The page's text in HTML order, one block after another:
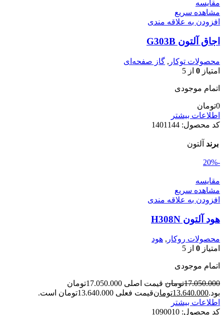
مقایسه
مشاهده سریع
افزودن به علاقه مندی
اجاق آلتون G303B
محصولات توکار , گاز صفحه‌ای
امتیاز 0 از 5
اتمام موجودی
0تومان
اطلاعات بیشتر
کد محصول: 1401144
برند آلتون
-20%
مقایسه
مشاهده سریع
افزودن به علاقه مندی
هود آلتون H308N
محصولات روکار , هود
امتیاز 0 از 5
اتمام موجودی
17.050.000تومان
قیمت اصلی 17.050.000تومان
بود.13.640.000تومانقیمت فعلی 13.640.000تومان است.
اطلاعات بیشتر
کد محصول: 1090010